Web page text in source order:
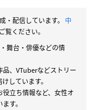
・配信しています。 中
覧ください。
舞台・俳優などの情
、VTuberなどストリー
しています。
立ち情報など、女性オ
す。